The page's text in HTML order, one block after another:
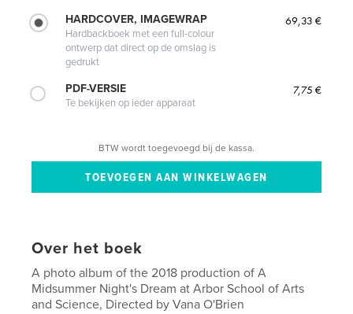
HARDCOVER, IMAGEWRAP
Hardbackboek met een full-colour
ontwerp dat direct op de omslag is
gedrukt
69,33 €
PDF-VERSIE
Te bekijken op ieder apparaat
7,75 €
BTW wordt toegevoegd bij de kassa.
Over het boek
A photo album of the 2018 production of A
Midsummer Night's Dream at Arbor School of Arts
and Science, Directed by Vana O'Brien